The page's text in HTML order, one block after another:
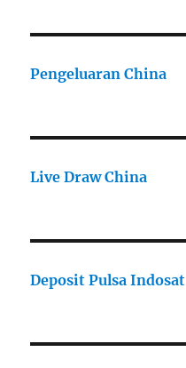
Pengeluaran China
Live Draw China
Deposit Pulsa Indosat